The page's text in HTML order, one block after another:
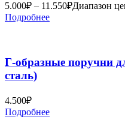
5.000₽ – 11.550₽Диапазон
Подробнее
Г-образные поручни
сталь)
4.500₽
Подробнее